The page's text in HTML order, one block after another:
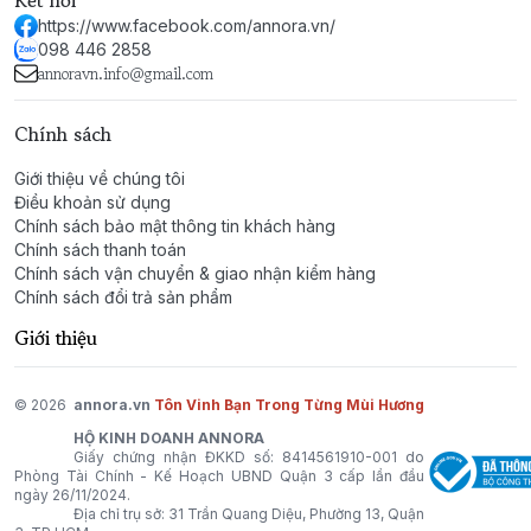
cho những buổi hẹn hò lãng mạn, những dịp đặc biệt
hoặc khi bạn muốn thể hiện phong thái tự tin và quyến
rũ. Đây là mùi hương dành cho những người phụ nữ táo
hương thơm đầy cuốn hút, tôn vinh sự tự do và vẻ đẹp
nữ tính hiện đại.
https://www.facebook.com/annora.vn/
098 446 2858
annoravn.info@gmail.com
Chính sách
Giới thiệu về chúng tôi
Điều khoản sử dụng
Chính sách bảo mật thông tin khách hàng
Chính sách thanh toán
Chính sách vận chuyển & giao nhận kiểm hàng
Chính sách đổi trả sản phẩm
Giới thiệu
© 2026 annora.vn Tôn Vinh Bạn Trong Từng Mùi Hương
HỘ KINH DOANH ANNORA
Giấy chứng nhận ĐKKD số: 8414561910-001 do
Phòng Tài Chính - Kế Hoạch UBND Quận 3 cấp lần đầu
ngày 26/11/2024.
Địa chỉ trụ sở: 31 Trần Quang Diệu, Phường 13, Quận